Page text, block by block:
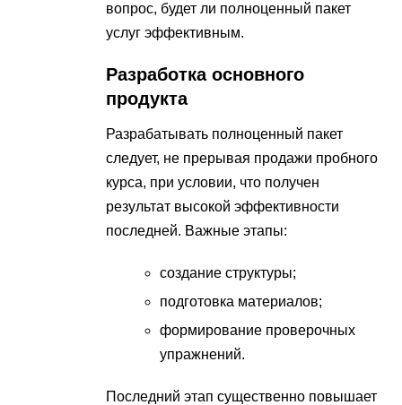
вопрос, будет ли полноценный пакет
услуг эффективным.
Разработка основного
продукта
Разрабатывать полноценный пакет
следует, не прерывая продажи пробного
курса, при условии, что получен
результат высокой эффективности
последней. Важные этапы:
создание структуры;
подготовка материалов;
формирование проверочных
упражнений.
Последний этап существенно повышает